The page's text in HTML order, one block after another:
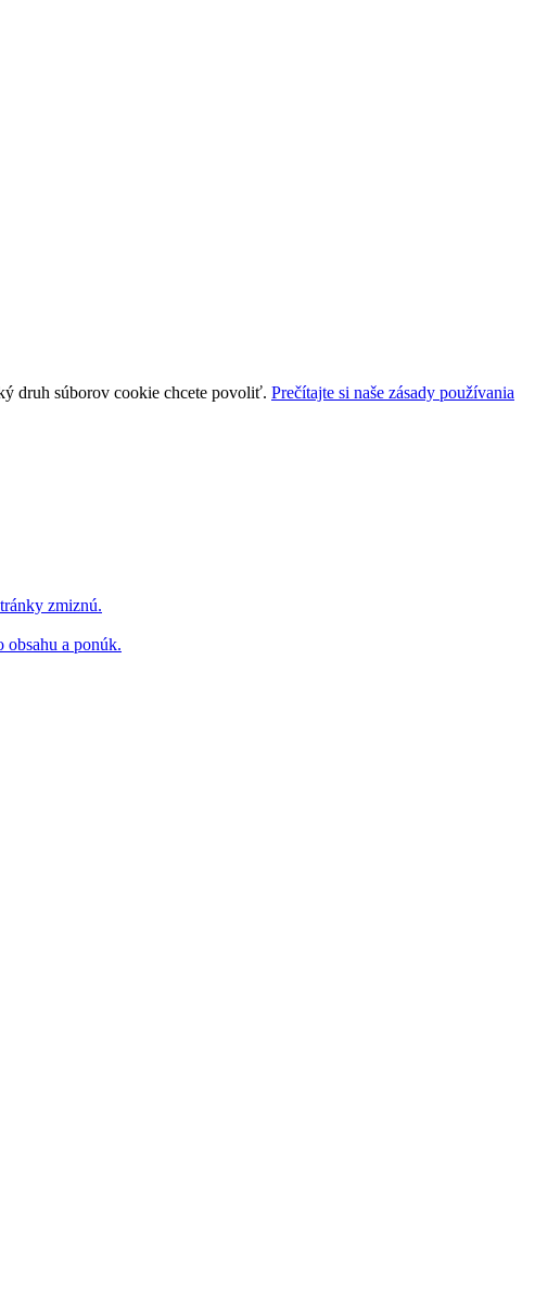
druh súborov cookie chcete povoliť. Prečítajte si naše zásady používania
zmiznú.
obsahu a ponúk.